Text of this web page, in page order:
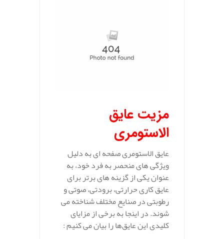
مزیت عایق
الاستومری
عایق‌ الاستومری صفحه ای به دلیل
ویژگی‌ های منحصر به فرد خود، به
عنوان یکی از گزینه‌ های برتر برای
عایق‌ کاری حرارتی، برودتی، صوتی و
رطوبتی در صنایع مختلف شناخته می‌
شوند. در اینجا به برخی از مزایای
کلیدی این عایق‌ها را بیان می کنیم :